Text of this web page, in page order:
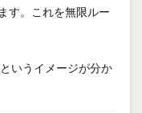
す。これを無限ルー
というイメージが分か